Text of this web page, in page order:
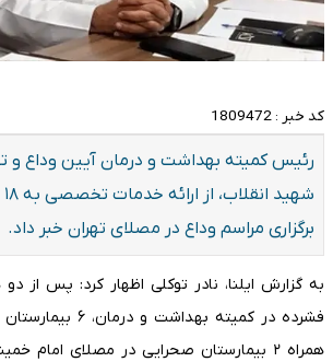
کد خبر : 1809472
رئیس کمیته بهداشت و درمان آیین وداع و
برگزاری مراسم وداع در مصلای تهران خبر داد.
به گزارش ایلنا، نادر توکلی اظهار کرد: پس از
فشرده در کمیته
همراه ۲ بیمارستان صحرایی در مصلای امام